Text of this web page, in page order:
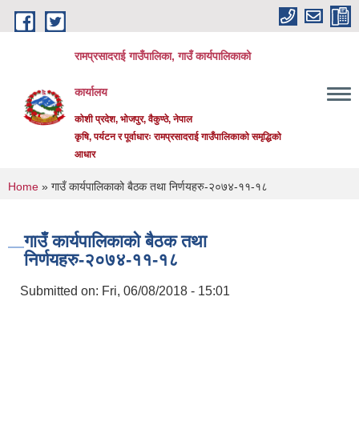
Skip to main content
रामप्रसादराई गाउँपालिका, गाउँ कार्यपालिकाको
कार्यालय
कोशी प्रदेश, भोजपुर, वैकुण्ठे, नेपाल
कृषि, पर्यटन र पूर्वाधारः रामप्रसादराई गाउँपालिकाको समृद्धिको
आधार
You are here
Home » गाउँ कार्यपालिकाको बैठक तथा निर्णयहरु-२०७४-११-१८
गाउँ कार्यपालिकाको बैठक तथा
निर्णयहरु-२०७४-११-१८
Submitted on: Fri, 06/08/2018 - 15:01